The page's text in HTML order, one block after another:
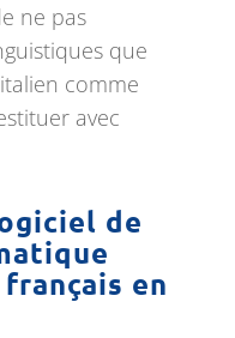
ne pas
que
comme
avec
de
en